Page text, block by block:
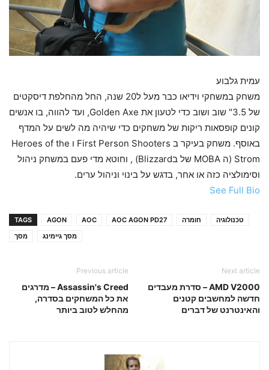
עמית גלבוע
משחק במשחקי וידיאו כבר מעל ל20 שנה, החל מהחלפת דיסקטים
של 3.5" שוב ושוב כדי לטעון את Golden Axe, ועד להווה, בו אנשים
קונים קופסאות ריקות של משחקים כדי שיהיה מה לשים על המדף
באוסף. משחק בעיקר ב First Person Shooters ו Heroes of the
Strom (ה MOBA של בBlizzard) , וחוטא מדי פעם במשחק ניהול
וסימולציה כזה או אחר, בדגש על בינוי וניהול ערים.
See Full Bio
TAGS AGON AOC AOC AGON PD27 חומרה
טכנולוגיה
מסך
מסך גיימינג
Previous article
Assassin's Creed – מדרגים
את כל המשחקים בסדרה,
מהחלש לטוב ביותר
Next article
AMD V2000 – סדרת מעבדים
חדשה למחשבים קטנים
והאינטרנט של דברים